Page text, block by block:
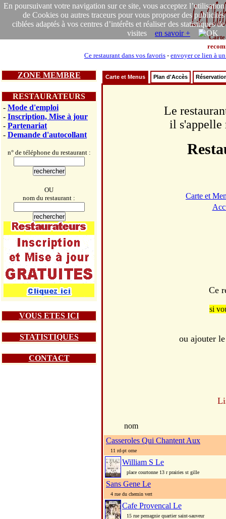
En poursuivant votre navigation sur ce site, vous acceptez l’utilisation
de Cookies ou autres traceurs pour vous proposer des publicités
ciblées adaptés à vos centres d’intérêts et réaliser des statistiques de
visites en savoir +
Carte
Ce restaurant dans vos favoris - envoyer ce lien à
ZONE MEMBRE
RESTAURATEURS
- Mode d'emploi
- Inscription, Mise à jour
- Partenariat
- Demande d'autocollant
n° de téléphone du restaurant :
OU
nom du restaurant :
VOUS ETES ICI
STATISTIQUES
CONTACT
Carte et Menus Plan d'Accès
Le
il
Carte et
Ce
si
ou ajouter
nom
Casseroles Qui Chantent Aux
11 rd-pt orne
William S Le
place courtonne 13 r prairies st gille
Sans Gene Le
4 rue du chemin vert
Cafe Provencal Le
15 rue pemagnie quartier saint-sauveur